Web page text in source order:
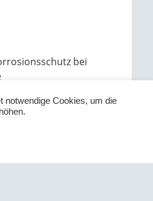
bei
notwendige Cookies, um die